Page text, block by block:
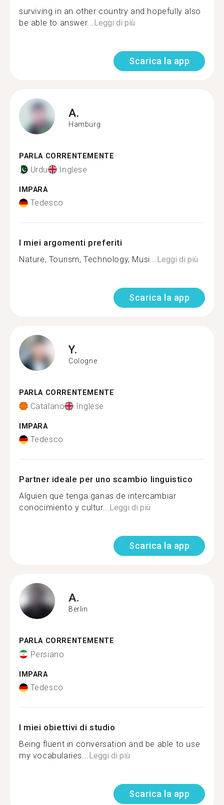
surviving in an other country and hopefully also
be able to answer...Leggi di più
Scarica la app
A.
Hamburg
PARLA CORRENTEMENTE
Urdu Inglese
IMPARA
Tedesco
I miei argomenti preferiti
Nature, Tourism, Technology, Musi...Leggi di più
Scarica la app
Y.
Cologne
PARLA CORRENTEMENTE
Catalano Inglese
IMPARA
Tedesco
Partner ideale per uno scambio linguistico
Alguien que tenga ganas de intercambiar
conocimiento y cultur...Leggi di più
Scarica la app
A.
Berlin
PARLA CORRENTEMENTE
Persiano
IMPARA
Tedesco
I miei obiettivi di studio
Being fluent in conversation and be able to use
my vocabularies...Leggi di più
Scarica la app